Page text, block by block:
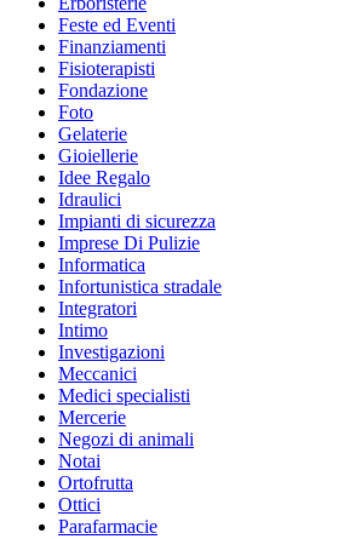
Feste ed Eventi
Finanziamenti
Fisioterapisti
Fondazione
Foto
Gelaterie
Gioiellerie
Idee Regalo
Idraulici
Impianti di sicurezza
Imprese Di Pulizie
Informatica
Infortunistica stradale
Integratori
Intimo
Investigazioni
Meccanici
Medici specialisti
Mercerie
Negozi di animali
Notai
Ortofrutta
Ottici
Parafarmacie